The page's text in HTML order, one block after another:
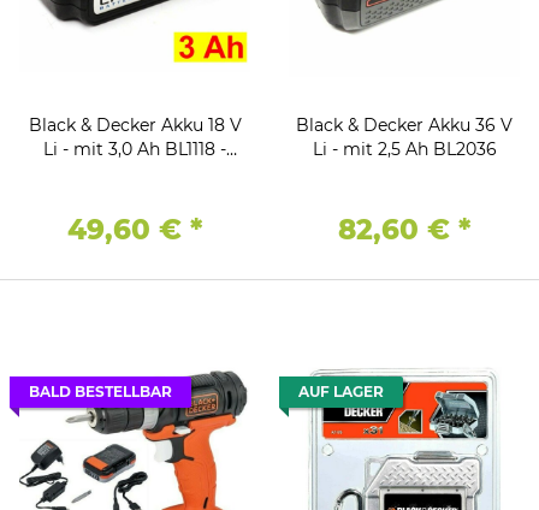
Black & Decker Akku 18 V
Li - mit 3,0 Ah BL1118 -
49,60 € *
Black & Decker Akku 36 V
Li - mit 2,5 Ah BL2036
82,60 € *
BALD BESTELLBAR AUF LAGER